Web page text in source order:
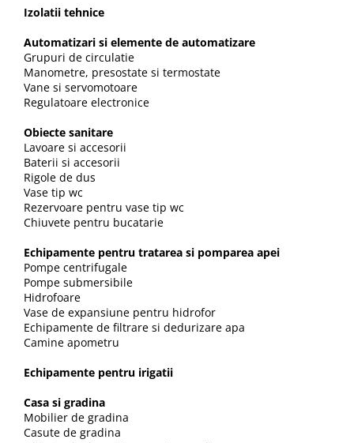
Izolatii pentru tevi si conducte
Polistiren expandat
Vata minerala bazaltica
Automatizari si elemente de
automatizare
Automatizari panouri solare
Grupuri de circulatie
Manometre, presostate si
termostate
Regulatoare electronice
Servoregulatoare
Termostate pentru ventilo-
convectori
Ventile termice de amestec
Traductoare
UPS-uri si stabilizatoare de
Ventile liniare
Izolatii tehnice
Automatizari si elemente de automatizare
Grupuri de circulatie
Manometre, presostate si termostate
Vane si servomotoare
Regulatoare electronice
Obiecte sanitare
Lavoare si accesorii
Baterii si accesorii
Rigole de dus
Vase tip wc
Rezervoare pentru vase tip wc
Chiuvete pentru bucatarie
Echipamente pentru tratarea si pomparea apei
Pompe centrifugale
Pompe submersibile
Hidrofoare
Vase de expansiune pentru hidrofor
Echipamente de filtrare si dedurizare apa
Camine apometru
Echipamente pentru irigatii
Casa si gradina
Mobilier de gradina
Casute de gradina